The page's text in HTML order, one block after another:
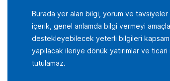
Burada yer alan bilgi, yorum ve tavsiyeler
içerik, genel anlamda bilgi vermeyi
destekleyebilecek yeterli bilgileri
yapılacak ileriye dönük yatırımlar ve
tutulamaz.